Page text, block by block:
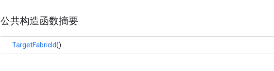
公共构造函数摘要
TargetFabricId()